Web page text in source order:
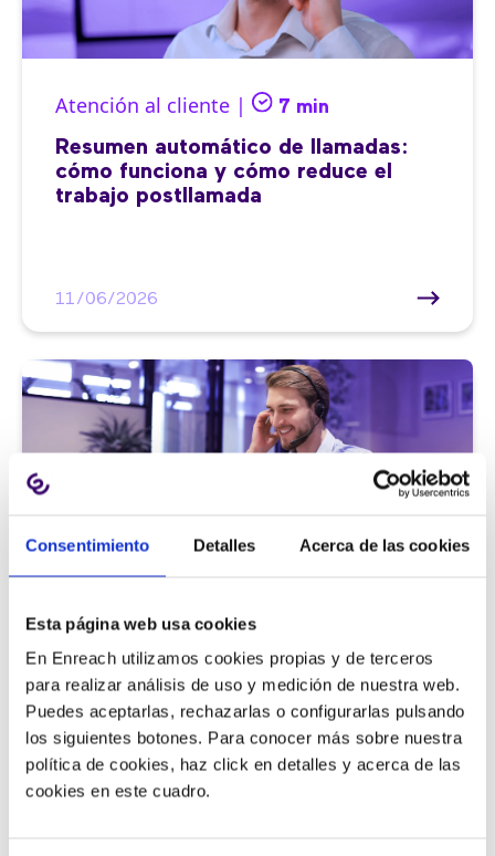
Consentimiento Detalles Acerca de las cookies
Esta página web usa cookies
En Enreach utilizamos cookies propias y de terceros
para realizar análisis de uso y medición de nuestra web.
Puedes aceptarlas, rechazarlas o configurarlas pulsando
los siguientes botones. Para conocer más sobre nuestra
política de cookies, haz click en detalles y acerca de las
cookies en este cuadro.
Atención al cliente | 7 min
Resumen automático de llamadas:
cómo funciona y cómo reduce el
trabajo postllamada
11/06/2026
9 métricas de call center para medir
la satisfacción del cliente
11/06/2026